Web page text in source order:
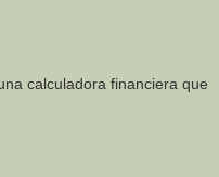
calculadora financiera que